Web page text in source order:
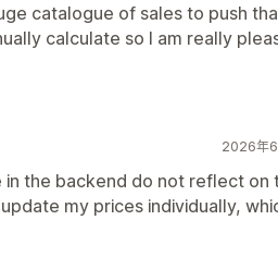
catalogue of sales to push
calculate so I am really
2026年
the backend do not reflect on
my prices individually,